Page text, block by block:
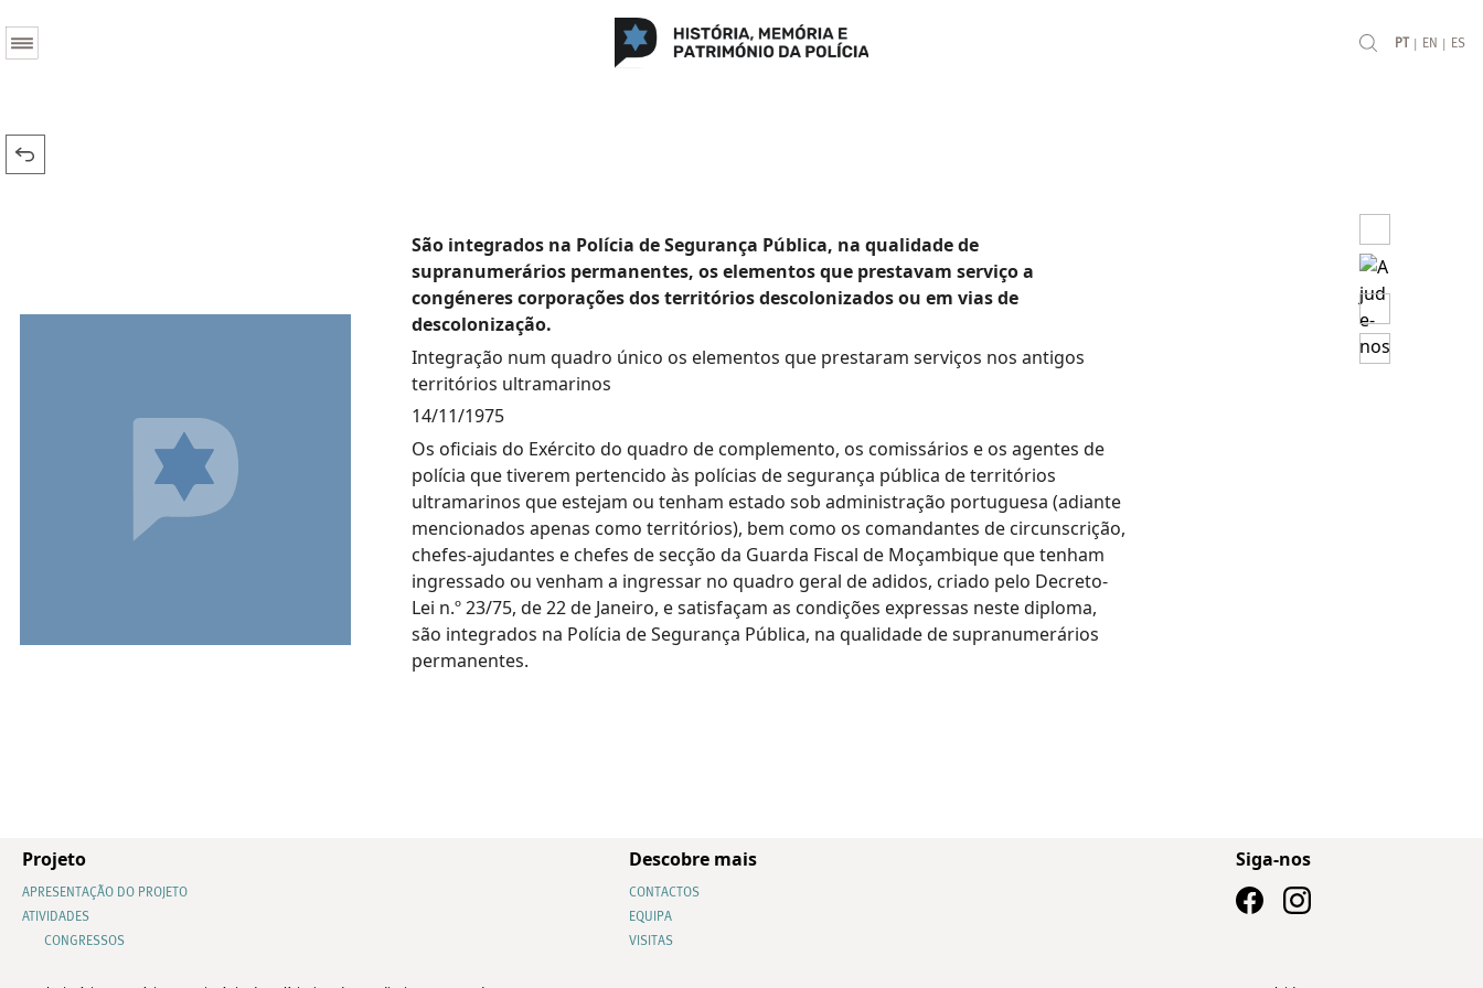
PT | EN | ES
São integrados na Polícia de Segurança Pública, na qualidade de
supranumerários permanentes, os elementos que prestavam serviço a
congéneres corporações dos territórios descolonizados ou em vias de
descolonização.
Integração num quadro único os elementos que prestaram serviços nos antigos
territórios ultramarinos
14/11/1975
Os oficiais do Exército do quadro de complemento, os comissários e os agentes de
polícia que tiverem pertencido às polícias de segurança pública de territórios
ultramarinos que estejam ou tenham estado sob administração portuguesa (adiante
mencionados apenas como territórios), bem como os comandantes de circunscrição,
chefes-ajudantes e chefes de secção da Guarda Fiscal de Moçambique que tenham
ingressado ou venham a ingressar no quadro geral de adidos, criado pelo Decreto-
Lei n.º 23/75, de 22 de Janeiro, e satisfaçam as condições expressas neste diploma,
são integrados na Polícia de Segurança Pública, na qualidade de supranumerários
permanentes.
Projeto
APRESENTAÇÃO DO PROJETO
ATIVIDADES
CONGRESSOS
Descobre mais
CONTACTOS
EQUIPA
VISITAS
Siga-nos